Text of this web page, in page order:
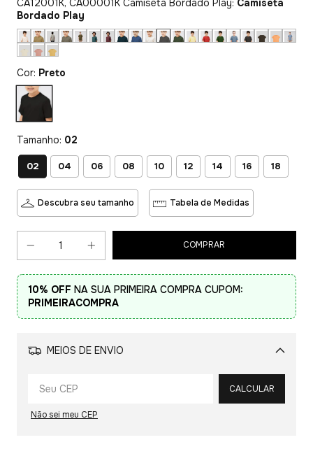
CA12001K, CA00001K Camiseta Bordado Play: Camiseta
Bordado Play
Cor: Preto
Tamanho: 02
02 04 06 08 10 12 14 16 18
Descubra seu tamanho Tabela de Medidas
10% OFF NA SUA PRIMEIRA COMPRA CUPOM:
PRIMEIRACOMPRA
MEIOS DE ENVIO
Alterar CEP
CALCULAR
Não sei meu CEP